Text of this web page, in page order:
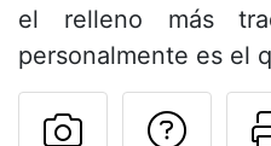
el relleno más
personalmente es el